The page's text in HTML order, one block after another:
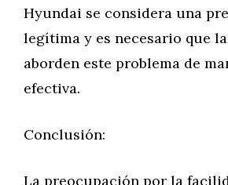
Hyundai se considera una
legítima y es necesario que
aborden este problema de
efectiva.
Conclusión:
La preocupación por la